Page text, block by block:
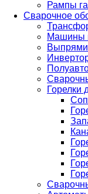
Рампы
Сварочное
Машины
Горелки